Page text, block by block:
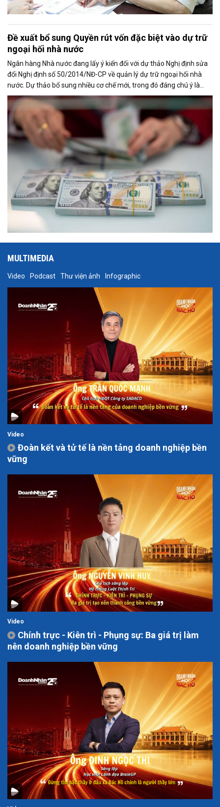
Đề xuất bổ sung Quyền rút vốn đặc biệt vào dự trữ
ngoại hối nhà nước
Ngân hàng Nhà nước đang lấy ý kiến đối với dự thảo Nghị định sửa
đổi Nghị định số 50/2014/NĐ-CP về quản lý dự trữ ngoại hối nhà
nước. Dự thảo bổ sung nhiều cơ chế mới, trong đó đáng chú ý là
việc đưa Quyền rút vốn đặc biệt (SDR) của Quỹ Tiền tệ Quốc tế
(IMF) vào nguồn hình thành dự trữ ngoại hối quốc gia.
MULTIMEDIA
Video Podcast Thư viện ảnh Infographic
Video
Đoàn kết và tử tế là nền tảng doanh nghiệp bền
vững
Video
Chính trực - Kiên trì - Phụng sự: Ba giá trị làm
nên doanh nghiệp bền vững